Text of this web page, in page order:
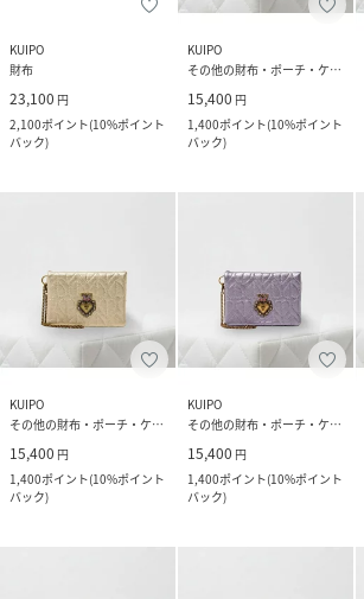
KUIPO
財布
23,100 円
2,100ポイント(10%ポイント
バック)
KUIPO
その他の財布・ポーチ・ケース
15,400 円
1,400ポイント(10%ポイント
バック)
KUIPO
その他の財布・ポーチ・ケース
15,400 円
1,400ポイント(10%ポイント
バック)
KUIPO
その他の財布・ポーチ・ケース
15,400 円
1,400ポイント(10%ポイント
バック)